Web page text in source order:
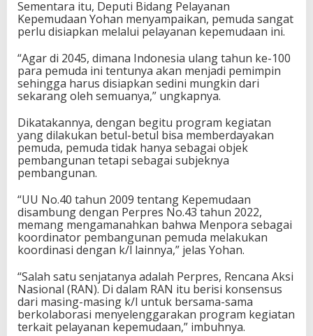
Sementara itu, Deputi Bidang Pelayanan
Kepemudaan Yohan menyampaikan, pemuda sangat
perlu disiapkan melalui pelayanan kepemudaan ini.
“Agar di 2045, dimana Indonesia ulang tahun ke-100
para pemuda ini tentunya akan menjadi pemimpin
sehingga harus disiapkan sedini mungkin dari
sekarang oleh semuanya,” ungkapnya.
Dikatakannya, dengan begitu program kegiatan
yang dilakukan betul-betul bisa memberdayakan
pemuda, pemuda tidak hanya sebagai objek
pembangunan tetapi sebagai subjeknya
pembangunan.
“UU No.40 tahun 2009 tentang Kepemudaan
disambung dengan Perpres No.43 tahun 2022,
memang mengamanahkan bahwa Menpora sebagai
koordinator pembangunan pemuda melakukan
koordinasi dengan k/l lainnya,” jelas Yohan.
“Salah satu senjatanya adalah Perpres, Rencana Aksi
Nasional (RAN). Di dalam RAN itu berisi konsensus
dari masing-masing k/l untuk bersama-sama
berkolaborasi menyelenggarakan program kegiatan
terkait pelayanan kepemudaan,” imbuhnya.